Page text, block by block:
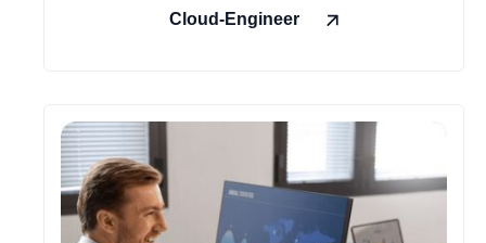
Cloud-Engineer